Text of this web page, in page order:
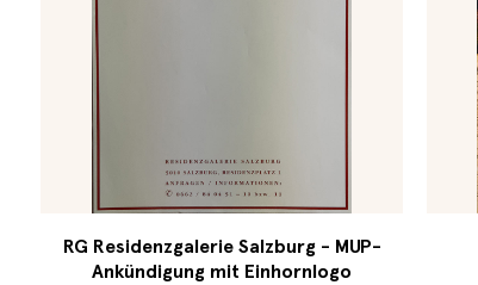
RG Residenzgalerie Salzburg - MUP-
Ankündigung mit Einhornlogo